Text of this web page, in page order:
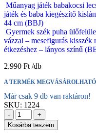
Műanyag játék babakocsi
játék és baba kiegészítő
44 cm (BBJ)
Gyermek szék puha
vázzal – mesefigurás kisszék
étkezéshez – lányos színű
2.990 Ft
A TERMÉK
Már csak 9 db van raktáron!
SKU: 1224
-
+
Kosárba teszem